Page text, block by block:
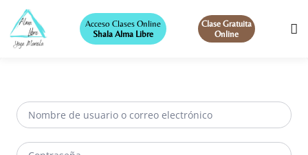
Acceso Clases Online
Shala Alma Libre
Clase Gratuita
Online